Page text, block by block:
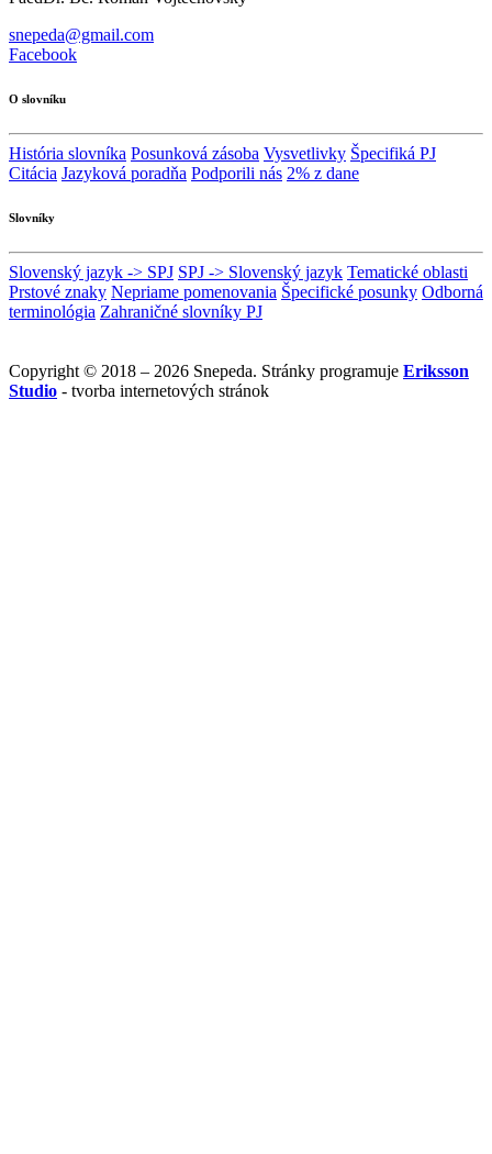
snepeda@gmail.com
Facebook
O slovníku
História slovníka Posunková zásoba Vysvetlivky Špecifiká PJ
Citácia Jazyková poradňa Podporili nás 2% z dane
Slovníky
Slovenský jazyk -> SPJ SPJ -> Slovenský jazyk Tematické oblasti
Prstové znaky Nepriame pomenovania Špecifické posunky Odborná
terminológia Zahraničné slovníky PJ
Copyright © 2018 – 2026 Snepeda. Stránky programuje Eriksson
Studio - tvorba internetových stránok